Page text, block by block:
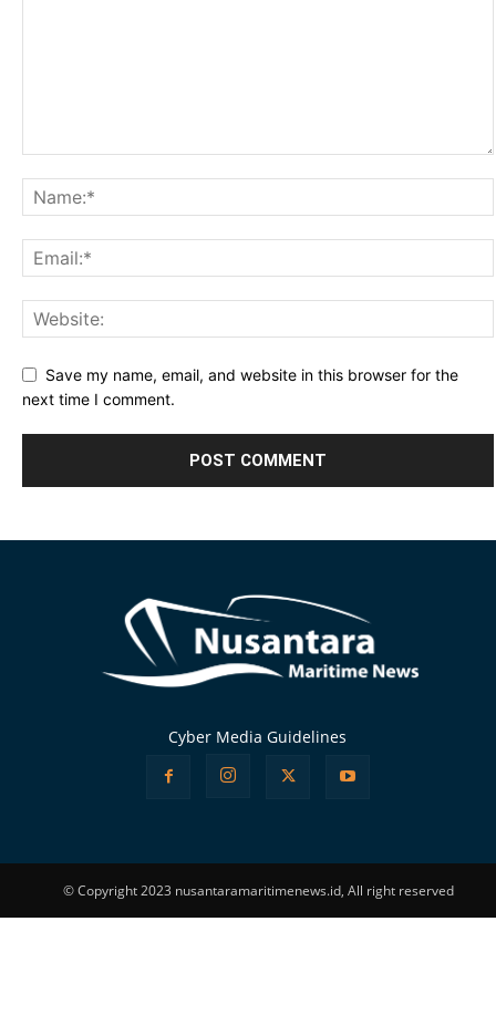
Save my name, email, and website in this browser for the
next time I comment.
Cyber Media Guidelines
© Copyright 2023 nusantaramaritimenews.id, All right reserved